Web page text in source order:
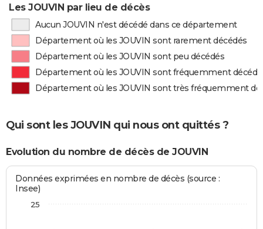
Les JOUVIN par lieu de décès
Aucun JOUVIN n'est décédé dans ce département
Département où les JOUVIN sont rarement décédés
Département où les JOUVIN sont peu décédés
Département où les JOUVIN sont fréquemment
Département où les JOUVIN sont très fréquemment
Qui sont les JOUVIN qui nous ont quittés ?
Evolution du nombre de décès de JOUVIN
Données exprimées en nombre de décès (source :
Insee)
25